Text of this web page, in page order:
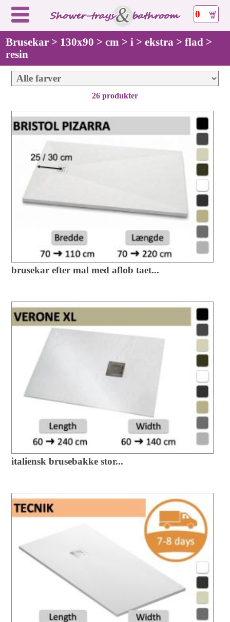
0
Brusekar > 130x90 > cm > i > ekstra > flad >
resin
26 produkter
brusekar efter mal med aflob taet...
italiensk brusebakke stor...